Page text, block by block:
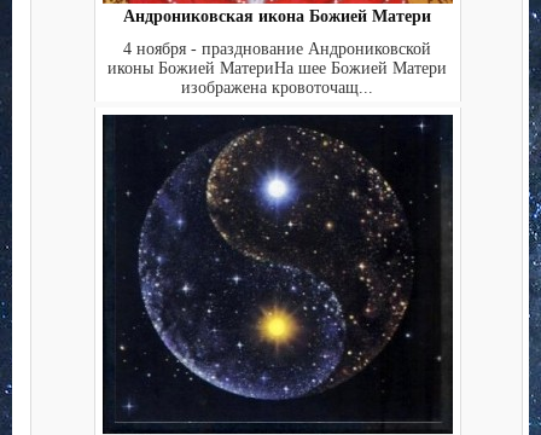
Андрониковская икона Божией Матери
4 ноября - празднование Андрониковской
иконы Божией МатериНа шее Божией Матери
изображена кровоточащ...